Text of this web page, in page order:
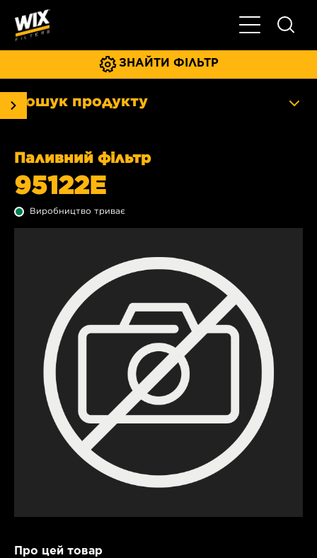
Увімкнути/
ЗНАЙТИ ФІЛЬТР
Пошук продукту
Паливний фільтр
95122E
Виробництво триває
Про цей товар